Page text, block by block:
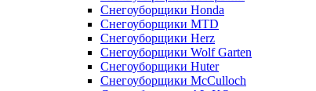
Снегоуборщики Honda
Снегоуборщики MTD
Снегоуборщики Herz
Снегоуборщики Wolf Garten
Снегоуборщики Huter
Снегоуборщики McCulloch